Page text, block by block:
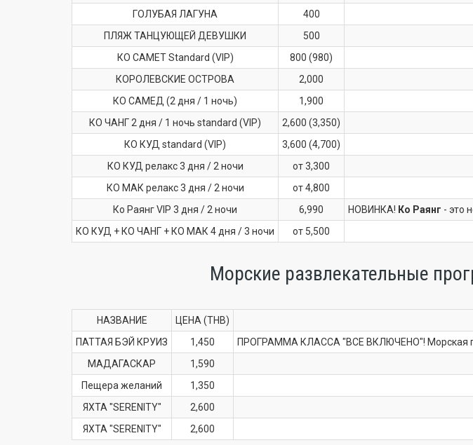
ГОЛУБАЯ ЛАГУНА
400
ПЛЯЖ ТАНЦУЮЩЕЙ ДЕВУШКИ
500
КО САМЕТ Standard (VIP)
800 (980)
КОРОЛЕВСКИЕ ОСТРОВА
2,000
КО САМЕД (2 дня / 1 ночь)
1,900
КО ЧАНГ 2 дня / 1 ночь standard (VIP)
2,600 (3,350)
КО КУД standard (VIP)
3,600 (4,700)
КО КУД релакс 3 дня / 2 ночи
от 3,300
КО МАК релакс 3 дня / 2 ночи
от 4,800
Ко Раянг VIP 3 дня / 2 ночи
6,990 НОВИНКА! Ко Раянг - это
КО КУД + КО ЧАНГ + КО МАК 4 дня / 3 ночи
от 5,500
Морские развлекательные
НАЗВАНИЕ
ЦЕНА (THB)
ПАТТАЯ БЭЙ КРУИЗ
1,450
ПРОГРАММА КЛАССА "ВСЕ ВКЛЮЧЕНО"! Морская
МАДАГАСКАР
1,590
Пещера желаний
1,350
ЯХТА "SERENITY"
2,600
ЯХТА "SERENITY"
2,600